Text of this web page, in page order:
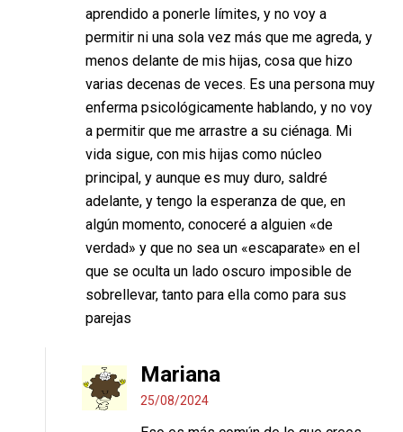
aprendido a ponerle límites, y no voy a
permitir ni una sola vez más que me agreda, y
menos delante de mis hijas, cosa que hizo
varias decenas de veces. Es una persona muy
enferma psicológicamente hablando, y no voy
a permitir que me arrastre a su ciénaga. Mi
vida sigue, con mis hijas como núcleo
principal, y aunque es muy duro, saldré
adelante, y tengo la esperanza de que, en
algún momento, conoceré a alguien «de
verdad» y que no sea un «escaparate» en el
que se oculta un lado oscuro imposible de
sobrellevar, tanto para ella como para sus
parejas
Mariana
25/08/2024